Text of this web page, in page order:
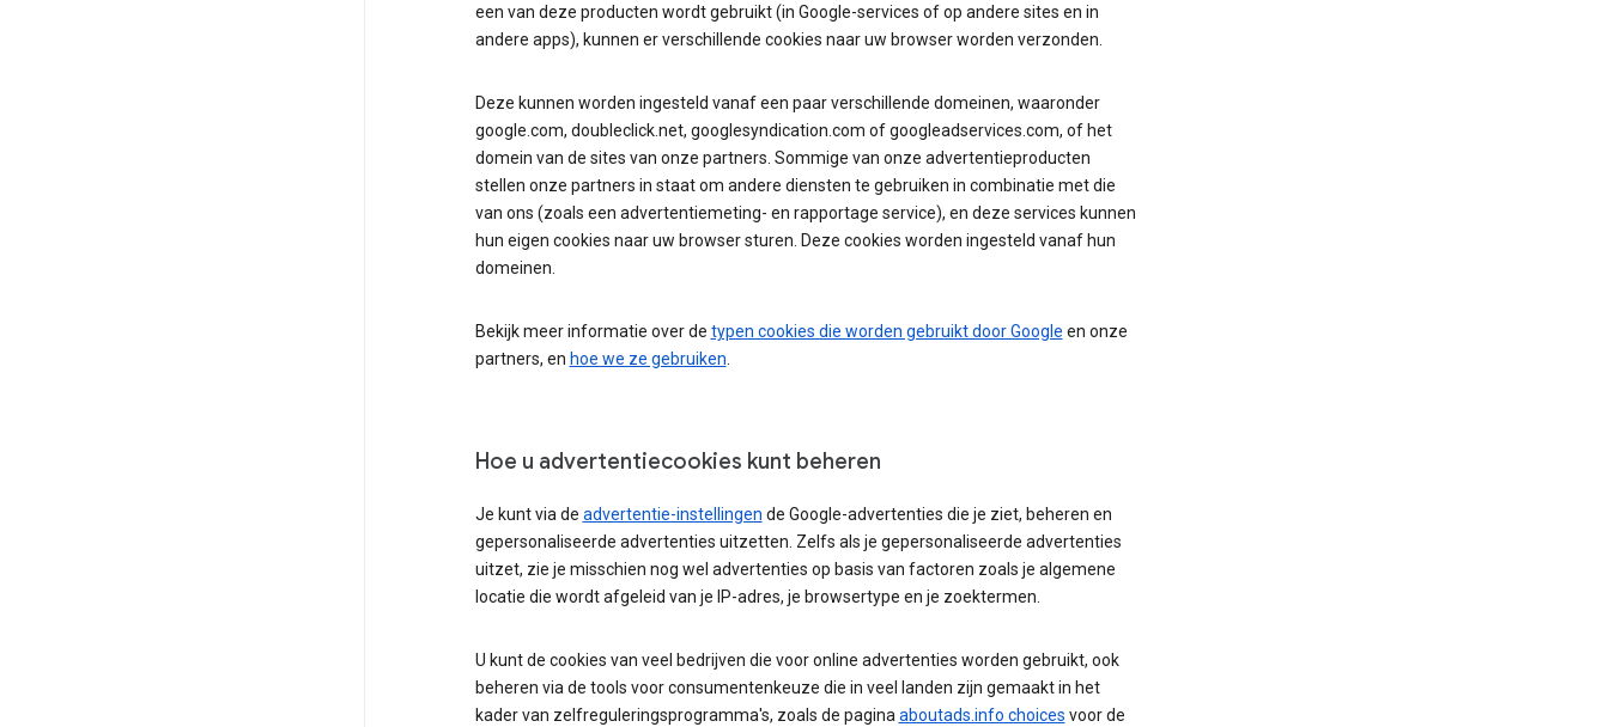
een van deze producten wordt gebruikt (in Google-services of op andere sites en in
andere apps), kunnen er verschillende cookies naar uw browser worden verzonden.
Deze kunnen worden ingesteld vanaf een paar verschillende domeinen, waaronder
google.com, doubleclick.net, googlesyndication.com of googleadservices.com, of het
domein van de sites van onze partners. Sommige van onze advertentieproducten
stellen onze partners in staat om andere diensten te gebruiken in combinatie met die
van ons (zoals een advertentiemeting- en rapportage service), en deze services kunnen
hun eigen cookies naar uw browser sturen. Deze cookies worden ingesteld vanaf hun
domeinen.
Bekijk meer informatie over de typen cookies die worden gebruikt door Google en onze
partners, en hoe we ze gebruiken.
Hoe u advertentiecookies kunt beheren
Je kunt via de advertentie-instellingen de Google-advertenties die je ziet, beheren en
gepersonaliseerde advertenties uitzetten. Zelfs als je gepersonaliseerde advertenties
uitzet, zie je misschien nog wel advertenties op basis van factoren zoals je algemene
locatie die wordt afgeleid van je IP-adres, je browsertype en je zoektermen.
U kunt de cookies van veel bedrijven die voor online advertenties worden gebruikt, ook
beheren via de tools voor consumentenkeuze die in veel landen zijn gemaakt in het
kader van zelfreguleringsprogramma's, zoals de paginaaboutads.info choices voor de